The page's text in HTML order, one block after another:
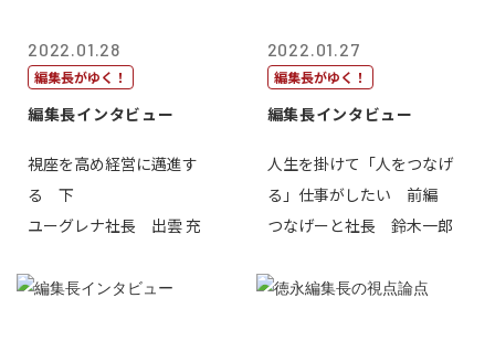
2022.01.28
編集長がゆく！
編集長インタビュー
視座を高め経営に邁進す
る 下
ユーグレナ社長 出雲 充
2022.01.27
編集長がゆく！
編集長インタビュー
人生を掛けて「人をつなげ
る」仕事がしたい 前編
つなげーと社長 鈴木一郎